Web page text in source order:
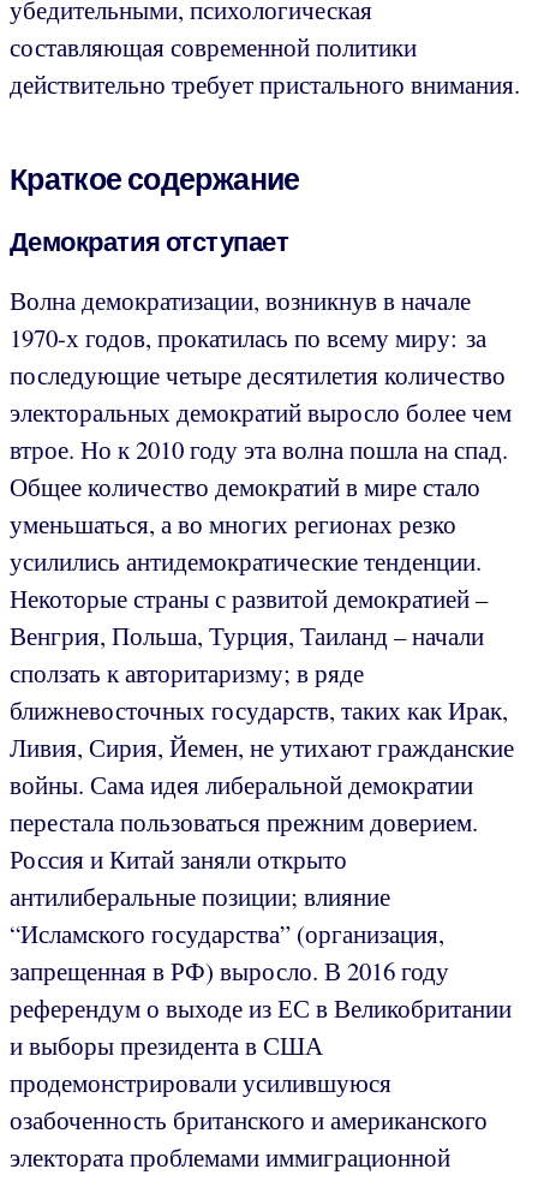
убедительными, психологическая
составляющая современной политики
действительно требует пристального внимания.
Краткое содержание
Демократия отступает
Волна демократизации, возникнув в начале
1970-х годов, прокатилась по всему миру: за
последующие четыре десятилетия количество
электоральных демократий выросло более чем
втрое. Но к 2010 году эта волна пошла на спад.
Общее количество демократий в мире стало
уменьшаться, а во многих регионах резко
усилились антидемократические тенденции.
Некоторые страны с развитой демократией –
Венгрия, Польша, Турция, Таиланд – начали
сползать к авторитаризму; в ряде
ближневосточных государств, таких как Ирак,
Ливия, Сирия, Йемен, не утихают гражданские
войны. Сама идея либеральной демократии
перестала пользоваться прежним доверием.
Россия и Китай заняли открыто
антилиберальные позиции; влияние
“Исламского государства” (организация,
запрещенная в РФ) выросло. В 2016 году
референдум о выходе из ЕС в Великобритании
и выборы президента в США
продемонстрировали усилившуюся
озабоченность британского и американского
электората проблемами иммиграционной